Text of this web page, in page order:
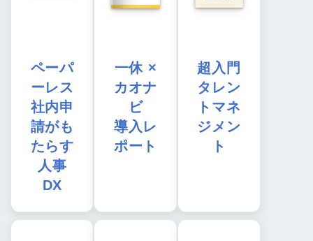
ペーパ
ーレス
社内申
請がも
たらす
人事
DX
一休 ×
カオナ
ビ
導入レ
ポート
超入門
タレン
トマネ
ジメン
ト